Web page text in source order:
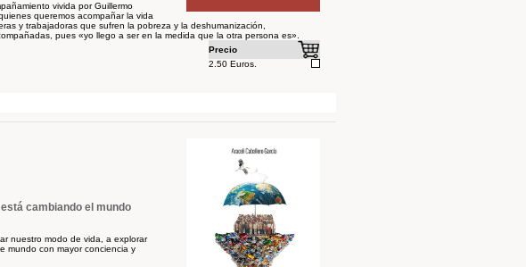
vivida por Guillermo
queremos acompañar la vida
y trabajadoras que sufren la pobreza y la deshumanización,
pues «yo llego a ser en la medida que la otra persona es».
Precio
2.50 Euros.
cambiando el mundo
nuestro modo de vida, a explorar
mundo con mayor conciencia y